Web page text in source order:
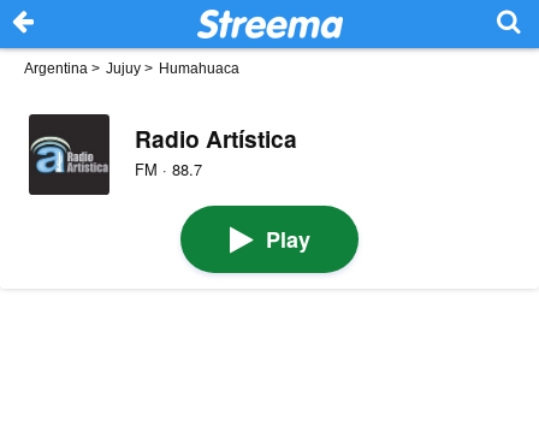
Argentina > Jujuy > Humahuaca
Radio Artística
FM · 88.7
Play